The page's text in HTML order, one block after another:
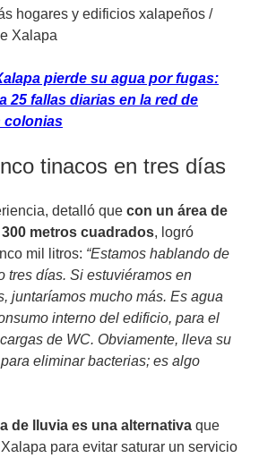
hogares y edificios xalapeños /
Xalapa
pierde su agua por fugas:
25 fallas diarias en la red de
colonias
tinacos en tres días
detalló que con un área de
metros cuadrados, logró
mil litros: “Estamos hablando de
tres días. Si estuviéramos en
juntaríamos mucho más. Es agua
interno del edificio, para el
de WC. Obviamente, lleva su
eliminar bacterias; es algo
de lluvia es una alternativa que
para evitar saturar un servicio